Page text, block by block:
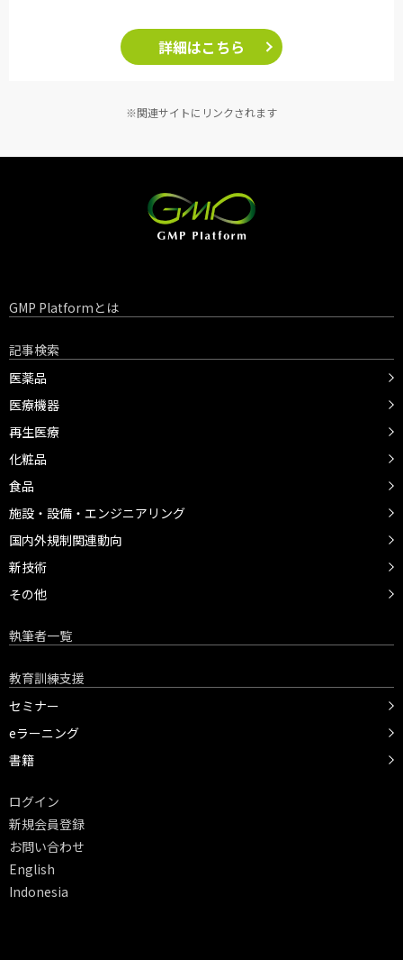
詳細はこちら
※関連サイトにリンクされます
GMP Platformとは
記事検索
医薬品
医療機器
再生医療
化粧品
食品
施設・設備・エンジニアリング
国内外規制関連動向
新技術
その他
執筆者一覧
教育訓練支援
セミナー
eラーニング
書籍
ログイン
新規会員登録
お問い合わせ
English
Indonesia